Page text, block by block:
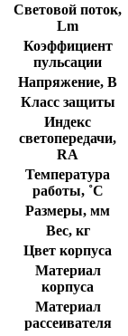
Световой поток,
Lm
Коэффициент
пульсации
Напряжение, В
Класс защиты
Индекс
светопередачи,
RA
Температура
работы, ˚С
Размеры, мм
Вес, кг
Цвет корпуса
Материал
корпуса
Материал
рассеивателя